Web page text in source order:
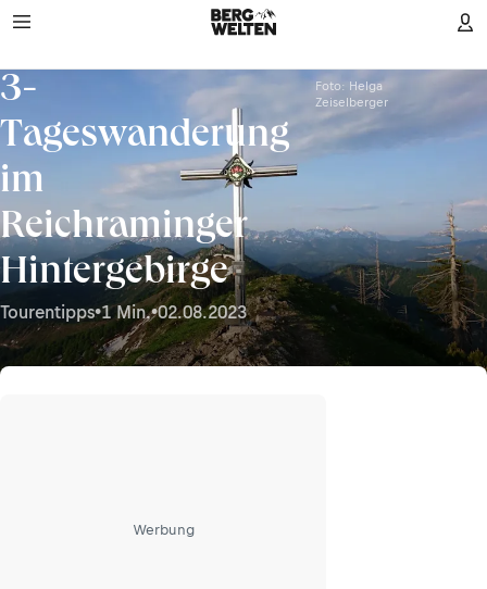
3-
Tageswanderung
im
Reichraminger
Hintergebirge
Tourentipps•1 Min.•02.08.2023
Foto: Helga
Zeiselberger
Werbung